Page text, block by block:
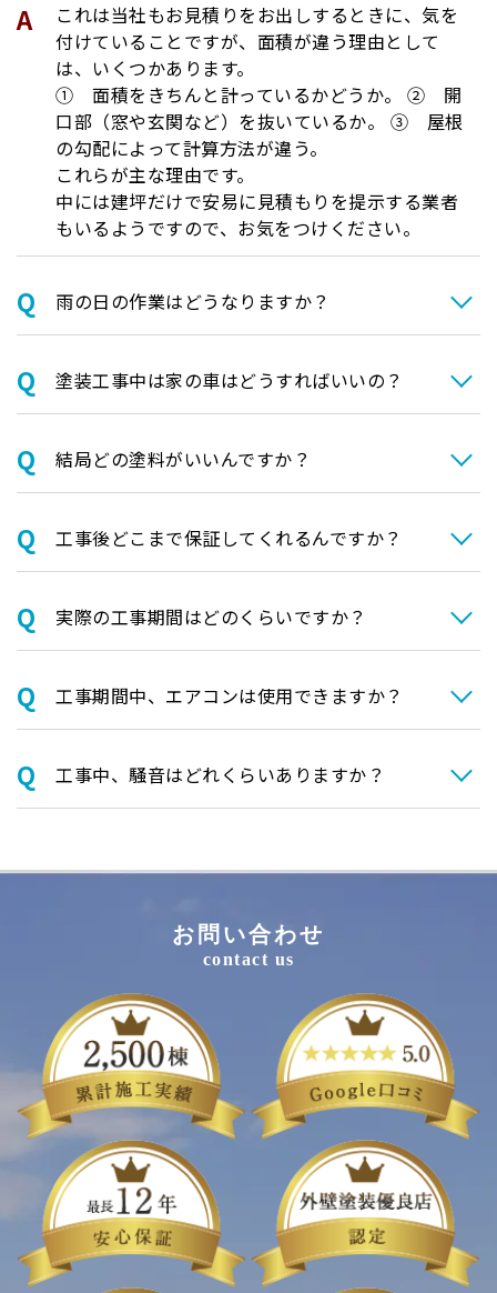
これは当社もお見積りをお出しするときに、気を
付けていることですが、面積が違う理由として
は、いくつかあります。
① 面積をきちんと計っているかどうか。 ② 開
口部（窓や玄関など）を抜いているか。 ③ 屋根
の勾配によって計算方法が違う。
これらが主な理由です。
中には建坪だけで安易に見積もりを提示する業者
もいるようですので、お気をつけください。
⾬の日の作業はどうなりますか？
塗装⼯事中は家の⾞はどうすればいいの？
結局どの塗料がいいんですか？
⼯事後どこまで保証してくれるんですか？
実際の⼯事期間はどのくらいですか？
⼯事期間中、エアコンは使⽤できますか？
⼯事中、騒⾳はどれくらいありますか？
お問い合わせ
contact us